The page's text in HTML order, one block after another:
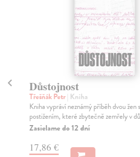
Důstojnost
Třešňák Petr| Kniha
Kniha vypráví neznámý příběh dvou
postižením, které zbytečně zemřely v
Zasielame do 12 dní
17,86 €